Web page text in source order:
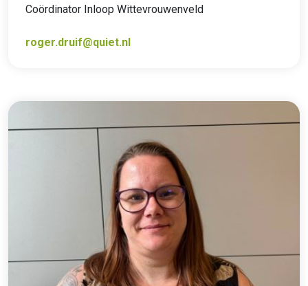
Coördinator Inloop Wittevrouwenveld
roger.druif@quiet.nl